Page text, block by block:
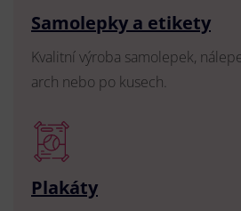
Samolepky a etikety
Kvalitní výroba samolepek,
arch nebo po kusech.
Plakáty